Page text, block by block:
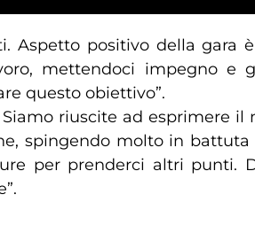
Aspetto positivo della gara
mettendoci impegno e
questo obiettivo”.
riuscite ad esprimere il
spingendo molto in
per prenderci altri punti.